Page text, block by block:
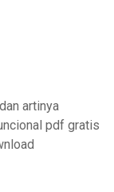
artinya
pdf gratis